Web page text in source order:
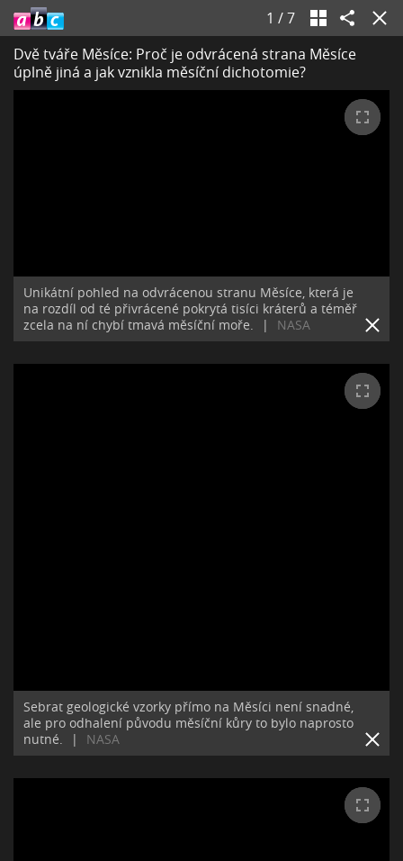
1 /7
Dvě tváře Měsíce: Proč je odvrácená strana Měsíce
úplně jiná a jak vznikla měsíční dichotomie?
Unikátní pohled na odvrácenou stranu Měsíce, která je
na rozdíl od té přivrácené pokrytá tisíci kráterů a téměř
zcela na ní chybí tmavá měsíční moře.
| NASA
Sebrat geologické vzorky přímo na Měsíci není snadné,
ale pro odhalení původu měsíční kůry to bylo naprosto
nutné.
| NASA